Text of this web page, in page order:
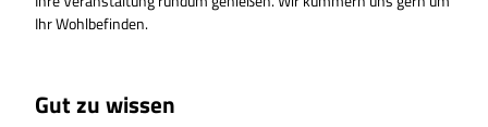
Ihr Wohlbefinden.
Gut zu wissen